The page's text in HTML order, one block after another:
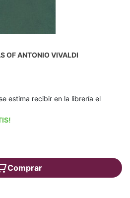
OF ANTONIO VIVALDI
estima recibir en la librería el
Comprar